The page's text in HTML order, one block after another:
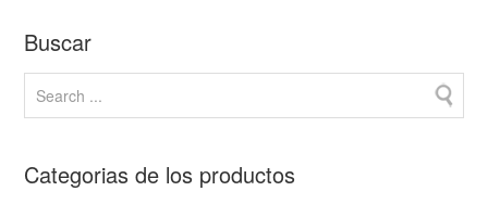
Buscar
Categorias de los productos